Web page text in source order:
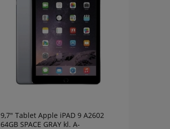
9,7" Tablet Apple iPAD 9 A2602
64GB SPACE GRAY kl. A-
powiadom o dostępności